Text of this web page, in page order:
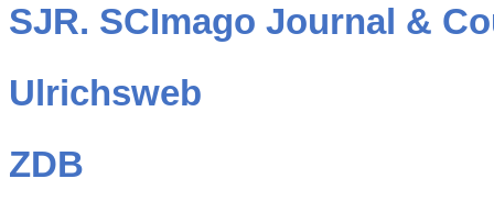
SJR. SCImago Journal &
Ulrichsweb
ZDB